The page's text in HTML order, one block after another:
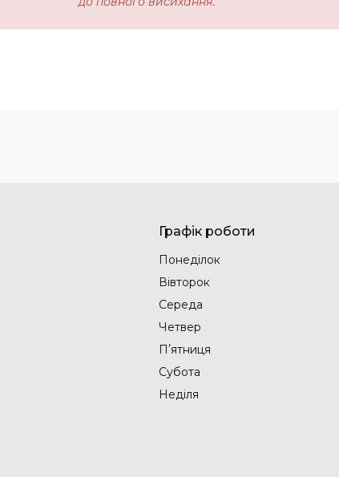
Графік роботи
Понеділок
Вівторок
Середа
Четвер
Пʼятниця
Субота
Неділя